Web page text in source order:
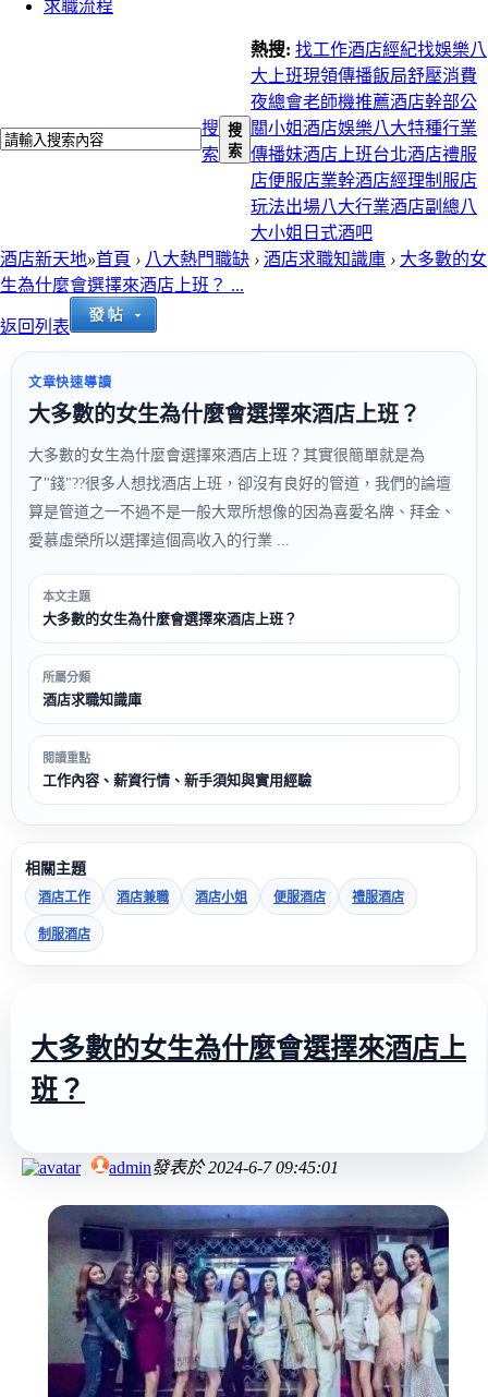
求職流程
搜
索
搜
索
熱搜: 找工作酒店經紀找娛樂八
大上班現領傳播飯局舒壓消費
夜總會老師機推薦酒店幹部公
關小姐酒店娛樂八大特種行業
傳播妹酒店上班台北酒店禮服
店便服店業幹酒店經理制服店
玩法出場八大行業酒店副總八
大小姐 日式酒吧
酒店新天地»首頁 › 八大熱門職缺 › 酒店求職知識庫 › 大多數的女
生為什麼會選擇來酒店上班？ ...
返回列表
文章快速導讀
大多數的女生為什麼會選擇來酒店上班？
大多數的女生為什麼會選擇來酒店上班？其實很簡單就是為
了"錢"??很多人想找酒店上班，卻沒有良好的管道，我們的論壇
算是管道之一不過不是一般大眾所想像的因為喜愛名牌、拜金、
愛慕虛榮所以選擇這個高收入的行業 ...
本文主題
大多數的女生為什麼會選擇來酒店上班？
所屬分類
酒店求職知識庫
閱讀重點
工作內容、薪資行情、新手須知與實用經驗
相關主題
酒店工作 酒店兼職 酒店小姐 便服酒店 禮服酒店
制服酒店
大多數的女生為什麼會選擇來酒店上
班？
admin發表於2024-6-7 09:45:01